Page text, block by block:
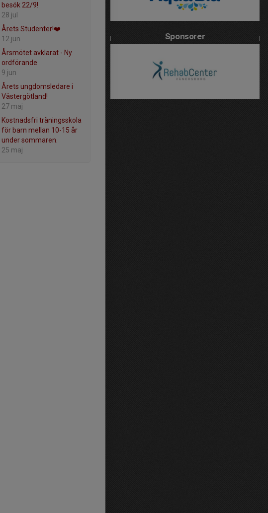
besök 22/9!
28 jul
Årets Studenter!❤️
12 jun
Årsmötet avklarat - Ny
ordförande
9 jun
Årets ungdomsledare i
Västergötland!
27 maj
Kostnadsfri träningsskola
för barn mellan 10-15 år
under sommaren.
25 maj
Sponsorer